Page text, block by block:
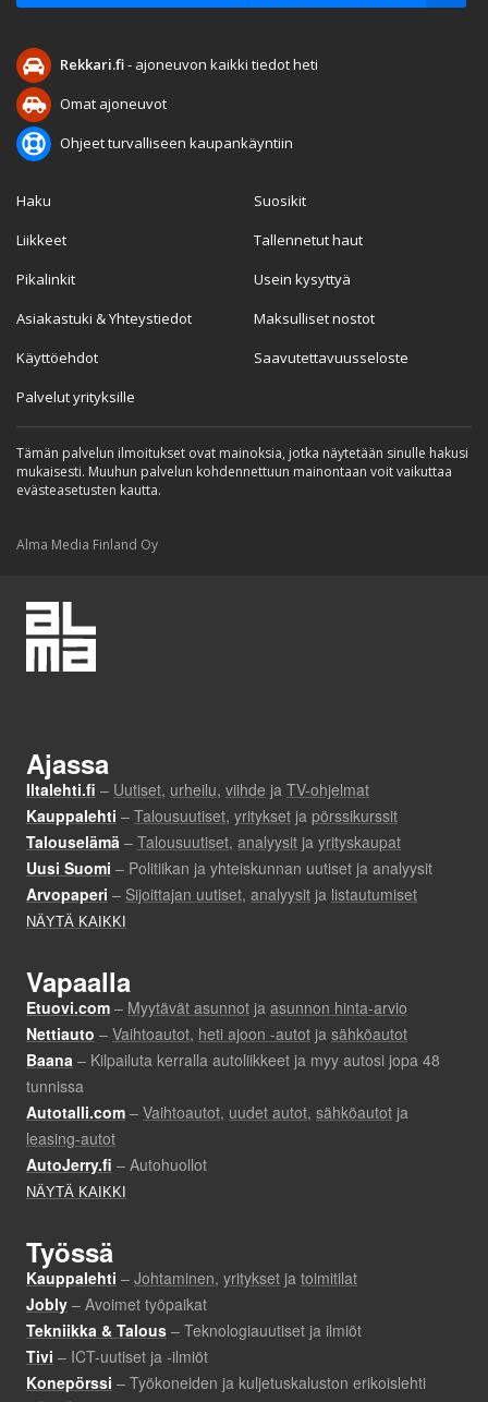
Rekkari.fi- ajoneuvon kaikki tiedot heti
Omat ajoneuvot
Ohjeet turvalliseen kaupankäyntiin
Haku
Liikkeet
Pikalinkit
Asiakastuki & Yhteystiedot
Käyttöehdot
Palvelut yrityksille
Suosikit
Tallennetut haut
Usein kysyttyä
Maksulliset nostot
Saavutettavuusseloste
Tämän palvelun ilmoitukset ovat mainoksia, jotka näytetään sinulle hakusi
mukaisesti. Muuhun palvelun kohdennettuun mainontaan voit vaikuttaa
evästeasetusten kautta.
Alma Media Finland Oy